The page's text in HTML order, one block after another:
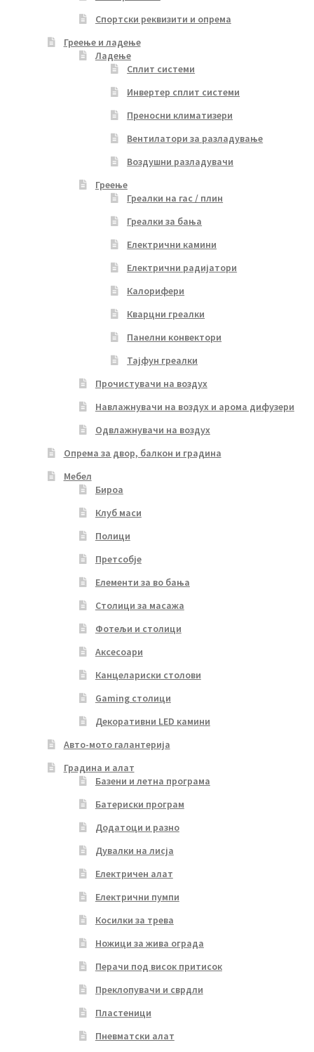
Спортски реквизити и опрема
Греење и ладење
Ладење
Сплит системи
Инвертер сплит системи
Преносни климатизери
Вентилатори за разладување
Воздушни разладувачи
Греење
Греалки на гас / плин
Греалки за бања
Електрични камини
Електрични радијатори
Калорифери
Кварцни греалки
Панелни конвектори
Тајфун греалки
Прочистувачи на воздух
Навлажнувачи на воздух и арома дифузери
Одвлажнувачи на воздух
Опрема за двор, балкон и градина
Мебел
Бироа
Клуб маси
Полици
Претсобје
Елементи за во бања
Столици за масажа
Фотељи и столици
Аксесоари
Канцелариски столови
Gaming столици
Декоративни LED камини
Авто-мото галантерија
Градина и алат
Базени и летна програма
Батериски програм
Додатоци и разно
Дувалки на лисја
Електричен алат
Електрични пумпи
Косилки за трева
Ножици за жива ограда
Перачи под висок притисок
Преклопувачи и сврдли
Пластеници
Пневматски алат